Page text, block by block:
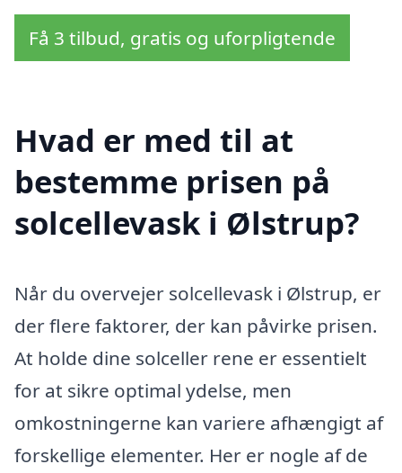
Få 3 tilbud, gratis og uforpligtende
Hvad er med til at
bestemme prisen på
solcellevask i Ølstrup?
Når du overvejer solcellevask i Ølstrup, er
der flere faktorer, der kan påvirke prisen.
At holde dine solceller rene er essentielt
for at sikre optimal ydelse, men
omkostningerne kan variere afhængigt af
forskellige elementer. Her er nogle af de